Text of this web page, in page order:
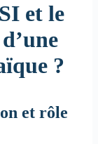
et le
?
et rôle